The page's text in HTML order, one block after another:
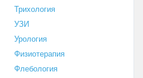
Трихология
УЗИ
Урология
Физиотерапия
Флебология